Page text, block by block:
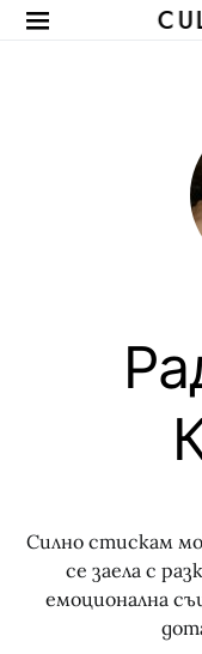
Силно стискам
се заела с
емоционална